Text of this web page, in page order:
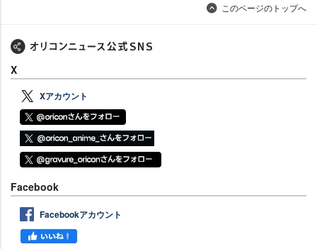
このページのトップへ
X
Xアカウント
Facebook
Facebookアカウント